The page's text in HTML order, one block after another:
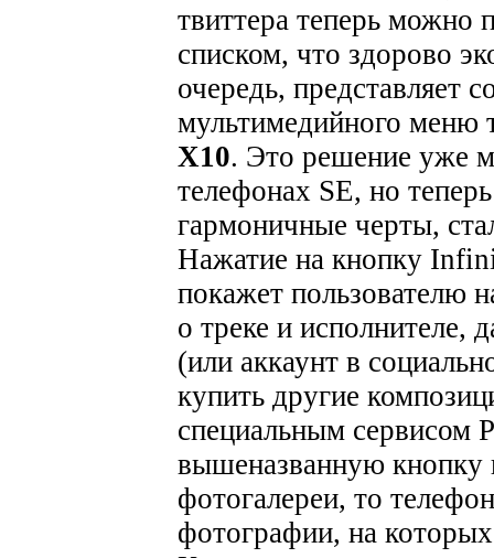
твиттера теперь можно
списком, что здорово
очередь, представляет
мультимедийного меню
X10. Это решение уже
телефонах SE, но
гармоничные черты,
Нажатие на кнопку
покажет пользователю
о треке и исполнителе,
(или аккаунт в
купить другие
специальным сервисом
вышеназванную кнопку
фотогалереи, то
фотографии, на